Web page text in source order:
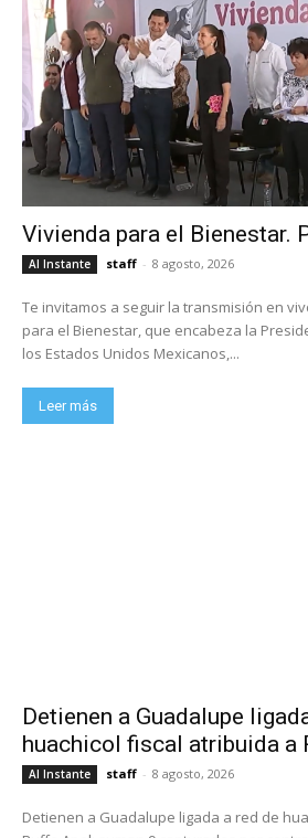
Vivienda para el Bienestar.
Al Instante staff - 8 agosto, 2026
Te invitamos a seguir la transmisión en
para el Bienestar, que encabeza la
los Estados Unidos Mexicanos,...
Leer más
Detienen a Guadalupe
huachicol fiscal atribuida a
Al Instante staff - 8 agosto, 2026
Detienen a Guadalupe ligada a red de